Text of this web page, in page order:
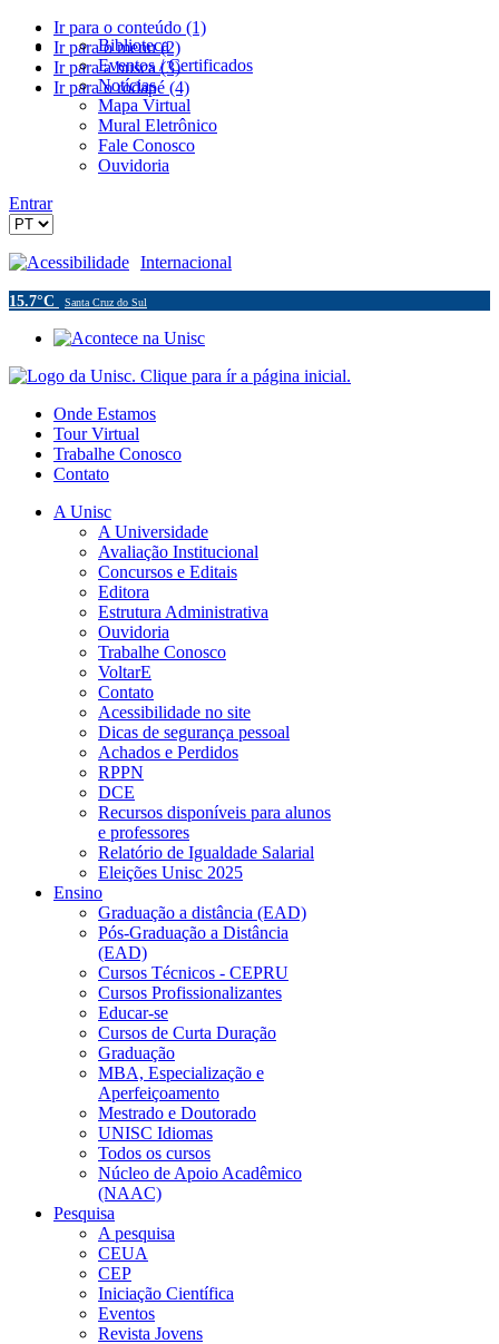
Ir para o conteúdo (1)
Ir para o menu (2)
Ir para a busca (3)
Ir para o rodapé (4)
Biblioteca
Eventos / Certificados
Notícias
Mapa Virtual
Mural Eletrônico
Fale Conosco
Ouvidoria
Entrar
Acessibilidade Internacional
15.7°C Santa Cruz do Sul
Onde Estamos
Tour Virtual
Trabalhe Conosco
Contato
A Unisc
A Universidade
Avaliação Institucional
Concursos e Editais
Editora
Estrutura Administrativa
Ouvidoria
Trabalhe Conosco
VoltarE
Contato
Acessibilidade no site
Dicas de segurança pessoal
Achados e Perdidos
RPPN
DCE
Recursos disponíveis para alunos
e professores
Relatório de Igualdade Salarial
Eleições Unisc 2025
Ensino
Graduação a distância (EAD)
Pós-Graduação a Distância
(EAD)
Cursos Técnicos - CEPRU
Cursos Profissionalizantes
Educar-se
Cursos de Curta Duração
Graduação
MBA, Especialização e
Aperfeiçoamento
Mestrado e Doutorado
UNISC Idiomas
Todos os cursos
Núcleo de Apoio Acadêmico
(NAAC)
Pesquisa
A pesquisa
CEUA
CEP
Iniciação Científica
Eventos
Revista Jovens